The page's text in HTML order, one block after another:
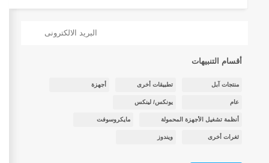
أقسام التنبيهات
منتجات آبل تطبيقات أخرى أجهزة
عام يونكس/ لينكس
أنظمة تشغيل الأجهزة المحمولة مايكروسوفت
ثغرات أخرى ويندوز